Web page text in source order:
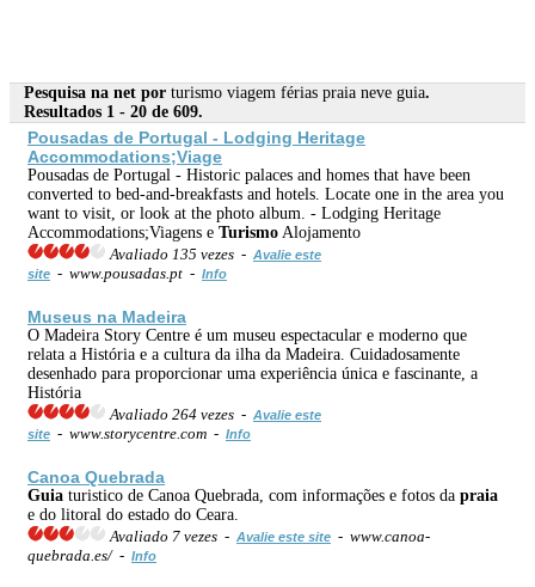
Pesquisa na net por turismo viagem férias praia neve guia.
Resultados 1 - 20 de 609.
Pousadas de Portugal - Lodging Heritage
Accommodations;Viage
Pousadas de Portugal - Historic palaces and homes that have been
converted to bed-and-breakfasts and hotels. Locate one in the area you
want to visit, or look at the photo album. - Lodging Heritage
Accommodations;Viagens e Turismo Alojamento
Avaliado 135 vezes - Avalie este
site - www.pousadas.pt - Info
Museus na Madeira
O Madeira Story Centre é um museu espectacular e moderno que
relata a História e a cultura da ilha da Madeira. Cuidadosamente
desenhado para proporcionar uma experiência única e fascinante, a
História
Avaliado 264 vezes - Avalie este
site - www.storycentre.com - Info
Canoa Quebrada
Guia turistico de Canoa Quebrada, com informações e fotos da praia
e do litoral do estado do Ceara.
Avaliado 7 vezes - Avalie este site - www.canoa-
quebrada.es/ - Info